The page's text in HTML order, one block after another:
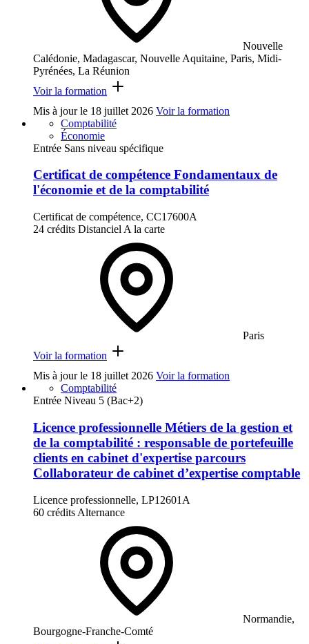
Nouvelle
Calédonie, Madagascar, Nouvelle Aquitaine, Paris, Midi-
Pyrénées, La Réunion
Voir la formation
Mis à jour le 18 juillet 2026 Voir la formation
Comptabilité
Économie
Entrée Sans niveau spécifique
Certificat de compétence Fondamentaux de
l'économie et de la comptabilité
Certificat de compétence, CC17600A
24 crédits Distanciel A la carte
Paris
Voir la formation
Mis à jour le 18 juillet 2026 Voir la formation
Comptabilité
Entrée Niveau 5 (Bac+2)
Licence professionnelle Métiers de la gestion et
de la comptabilité : responsable de portefeuille
clients en cabinet d'expertise parcours
Collaborateur de cabinet d’expertise comptable
Licence professionnelle, LP12601A
60 crédits Alternance
Normandie,
Bourgogne-Franche-Comté